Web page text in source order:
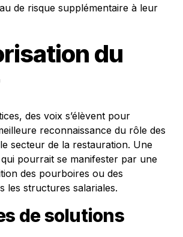
de risque supplémentaire à leur
du
des voix s’élèvent pour
reconnaissance du rôle des
secteur de la restauration. Une
pourrait se manifester par une
des pourboires ou des
les structures salariales.
de solutions